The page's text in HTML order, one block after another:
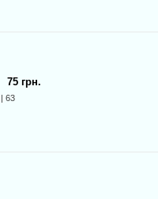
75 грн.
63